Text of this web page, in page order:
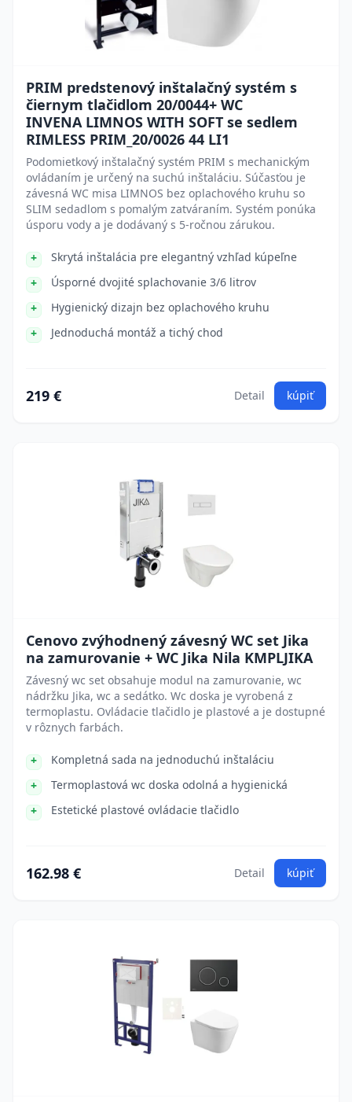
PRIM predstenový inštalačný systém s
čiernym tlačidlom 20/0044+ WC
INVENA LIMNOS WITH SOFT se sedlem
RIMLESS PRIM_20/0026 44 LI1
Podomietkový inštalačný systém PRIM s mechanickým
ovládaním je určený na suchú inštaláciu. Súčasťou je
závesná WC misa LIMNOS bez oplachového kruhu so
SLIM sedadlom s pomalým zatváraním. Systém ponúka
úsporu vody a je dodávaný s 5-ročnou zárukou.
Skrytá inštalácia pre elegantný vzhľad kúpeľne
Úsporné dvojité splachovanie 3/6 litrov
Hygienický dizajn bez oplachového kruhu
Jednoduchá montáž a tichý chod
219 € Detail kúpiť
Cenovo zvýhodnený závesný WC set Jika
na zamurovanie + WC Jika Nila KMPLJIKA
Závesný wc set obsahuje modul na zamurovanie, wc
nádržku Jika, wc a sedátko. Wc doska je vyrobená z
termoplastu. Ovládacie tlačidlo je plastové a je dostupné
v rôznych farbách.
Kompletná sada na jednoduchú inštaláciu
Termoplastová wc doska odolná a hygienická
Estetické plastové ovládacie tlačidlo
162.98 € Detail kúpiť